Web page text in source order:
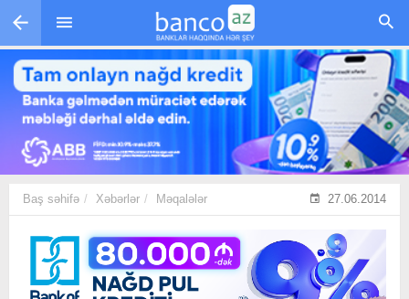
Skip to main content
Baş səhifə Xəbərlər Məqalələr 27.06.2014